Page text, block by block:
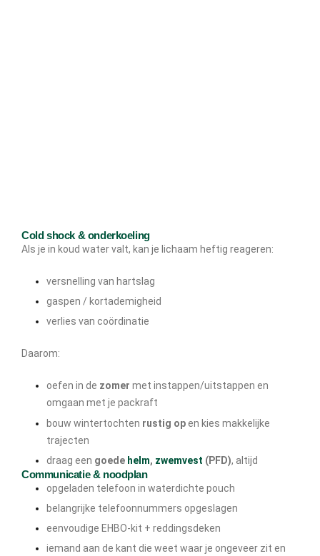
Cold shock & onderkoeling
Als je in koud water valt, kan je lichaam heftig reageren:
versnelling van hartslag
gaspen / kortademigheid
verlies van coördinatie
Daarom:
oefen in de zomer met instappen/uitstappen en
omgaan met je packraft
bouw wintertochten rustig open kies makkelijke
trajecten
draag een goede helm, zwemvest (PFD), altijd
Communicatie & noodplan
opgeladen telefoon in waterdichte pouch
belangrijke telefoonnummers opgeslagen
eenvoudige EHBO-kit + reddingsdeken
iemand aan de kant die weet waar je ongeveer zit en